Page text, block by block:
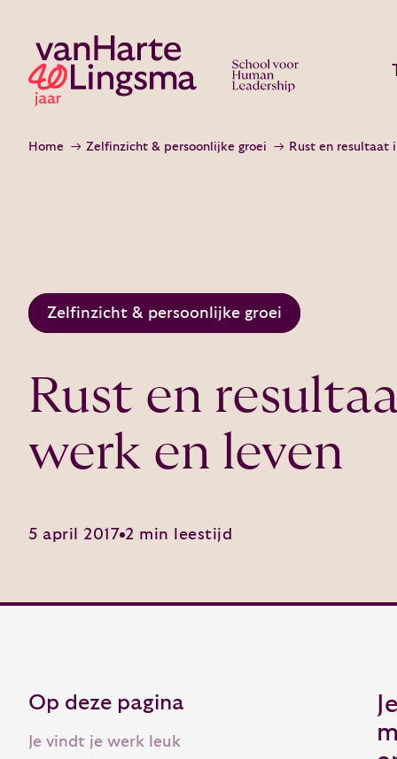
Home Zelfinzicht & persoonlijke groei Rust en resultaat
Zelfinzicht & persoonlijke groei
Rust en
werk en leven
5 april 2017 2 min leestijd
Op deze pagina
Je vindt je werk leuk